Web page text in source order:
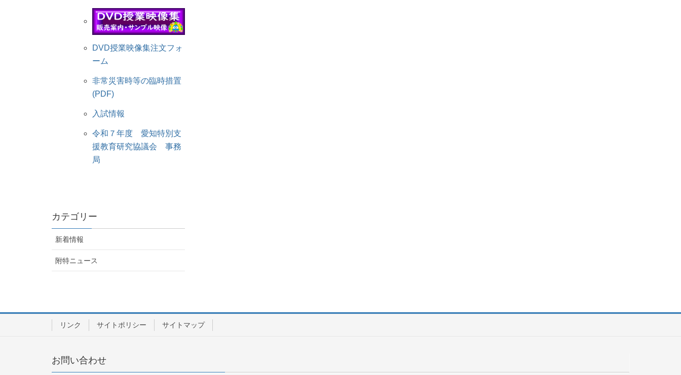
DVD授業映像集注文フォ
ーム
非常災害時等の臨時措置
(PDF)
入試情報
令和７年度 愛知特別支
援教育研究協議会 事務
局
カテゴリー
新着情報
附特ニュース
リンク サイトポリシー サイトマップ
お問い合わせ